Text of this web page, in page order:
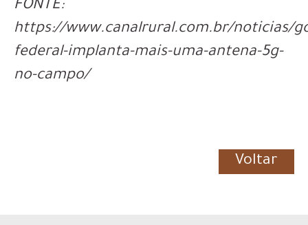
FONTE:
https://www.canalrural.com.br/noticias/
federal-implanta-mais-uma-antena-5g-
no-campo/
Voltar